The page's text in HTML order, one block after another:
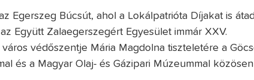
Egerszeg Búcsút, ahol a Lokálpatrióta Díjakat is
Együtt Zalaegerszegért Egyesület immár XXV.
város védőszentje Mária Magdolna tiszteletére a
és a Magyar Olaj- és Gázipari Múzeummal közösen